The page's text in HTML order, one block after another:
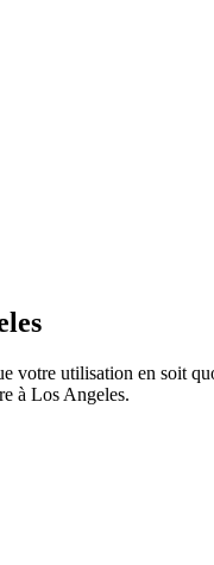
utilisation en soit
à Los Angeles.